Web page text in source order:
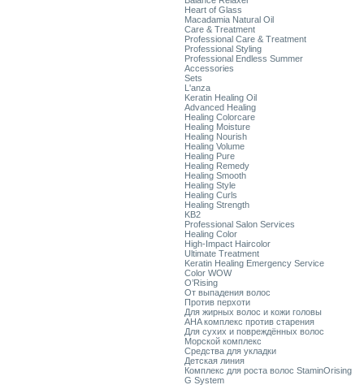
Heart of Glass
Macadamia Natural Oil
Care & Treatment
Professional Care & Treatment
Professional Styling
Professional Endless Summer
Accessories
Sets
L'anza
Keratin Healing Oil
Advanced Healing
Healing Colorcare
Healing Moisture
Healing Nourish
Healing Volume
Healing Pure
Healing Remedy
Healing Smooth
Healing Style
Healing Curls
Healing Strength
KB2
Professional Salon Services
Healing Color
High-Impact Haircolor
Ultimate Treatment
Keratin Healing Emergency Service
Color WOW
O’Rising
От выпадения волос
Против перхоти
Для жирных волос и кожи головы
AHA комплекс против старения
Для сухих и повреждённых волос
Морской комплекс
Средства для укладки
Детская линия
Комплекс для роста волос StaminOrising
G System